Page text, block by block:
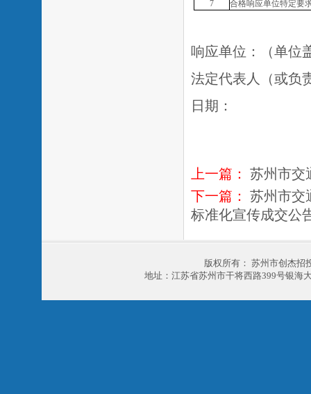
7 合格响应单位特定要
响应单位：（单位
法定代表人（或负
日期：
上一篇：
苏州市交
下一篇：
苏州市交
标准化宣传成交公
版权所有： 苏州市创杰
地址：江苏省苏州市干将西路399号银海